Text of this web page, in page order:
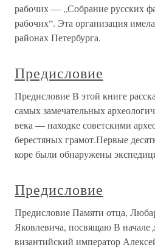
рабочих — „Собрание русских
рабочих“. Эта организация
районах Петербурга.
Предисловие
Предисловие В этой книге
самых замечательных
века — находке советскими
берестяных грамот.Первые
коре были обнаружены
Предисловие
Предисловие Памяти отца,
Яковлевича, посвящаю В начале
византийский император